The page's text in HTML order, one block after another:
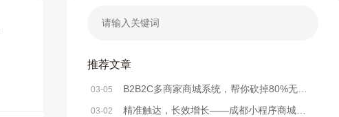
推荐文章
03-05 B2B2C多商家商城系统，帮你砍掉80%无效运营成本
03-02 精准触达，长效增长——成都小程序商城系统精准营销方法解析